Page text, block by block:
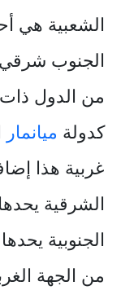
الشعبية هي
الجنوب
من الدول
كدولة ميانمار
غربية هذا
الشرقية
الجنوبية
من الجهة